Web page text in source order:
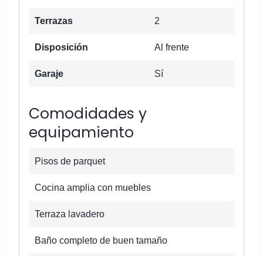
Terrazas 2
Disposición Al frente
Garaje Sí
Comodidades y
equipamiento
Pisos de parquet
Cocina amplia con muebles
Terraza lavadero
Baño completo de buen tamaño